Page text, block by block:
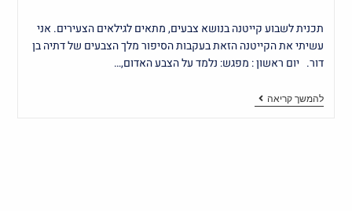
תכנית לשבוע קייטנה בנושא צבעים, מתאים לגילאים הצעירים. אני
עשיתי את הקייטנה הזאת בעקבות הסיפור מלך הצבעים של דתיה בן
דור. יום ראשון : מפגש: נלמד על הצבע האדום,…
להמשך קריאה